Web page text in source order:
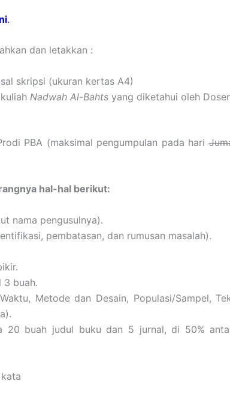
.
dan letakkan :
skripsi (ukuran kertas A4)
Nadwah Al-Bahts yang diketahui oleh
PBA (maksimal pengumpulan pada hari
hal-hal berikut:
nama pengusulnya).
pembatasan, dan rumusan masalah).
3 buah.
Metode dan Desain, Populasi/Sampel,
20 buah judul buku dan 5 jurnal, di 50%